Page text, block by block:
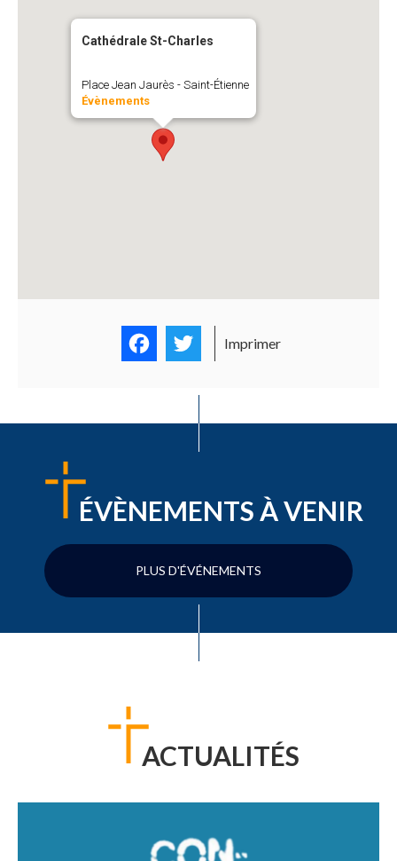
Cathédrale St-Charles
Place Jean Jaurès - Saint-Étienne
Évènements
FacebookTwitter
Imprimer
ÉVÈNEMENTS À VENIR
PLUS D'ÉVÉNEMENTS
ACTUALITÉS